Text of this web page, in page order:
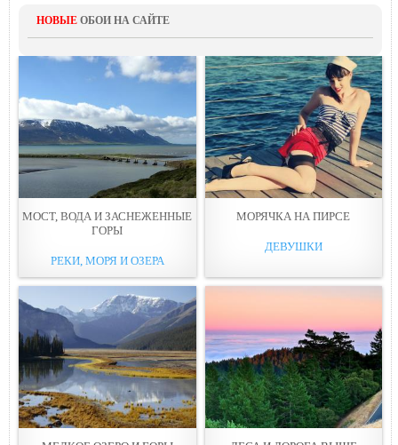
НОВЫЕ ОБОИ НА САЙТЕ
МОСТ, ВОДА И ЗАСНЕЖЕННЫЕ
ГОРЫ
РЕКИ, МОРЯ И ОЗЕРА
МОРЯЧКА НА ПИРСЕ
ДЕВУШКИ